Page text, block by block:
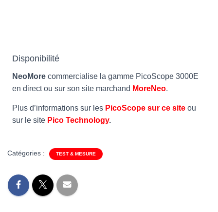
Disponibilité
NeoMore commercialise la gamme PicoScope 3000E
en direct ou sur son site marchand MoreNeo.
Plus d’informations sur les PicoScope sur ce site ou
sur le site Pico Technology.
Catégories : TEST & MESURE